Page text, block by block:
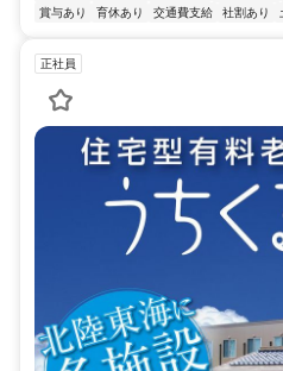
賞与あり
育休あり 交通費支給 社割あり
正社員